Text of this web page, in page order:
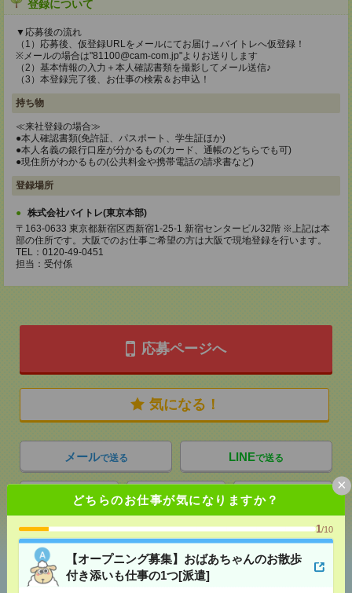
どちらのお仕事が気になりますか？
1/10
【オープニング募集】おばあちゃんのお散歩
付き添いも仕事の1つ[派遣]
×
登録について
▼応募後の流れ
（1）応募後、仮登録URLをメールにてお届け→バイトレへ仮登録！
※メールの場合は"81100@cam-com.jp"よりお送りします
（2）基本情報の入力＋本人確認書類を撮影してメール送信♪
（3）本登録完了後、お仕事の検索＆お申込！
持ち物
≪来社登録の場合≫
●本人確認書類(免許証、パスポート、学生証ほか)
●本人名義の銀行口座が分かるもの(カード、通帳のどちらでも可)
●現住所がわかるもの(公共料金や携帯電話の請求書など)
登録場所
株式会社バイトレ(東京本部)
〒163-0633 東京都新宿区西新宿1-25-1 新宿センタービル32階 ※上記は本
部の住所です。大阪でのお仕事ご希望の方は大阪で現地登録を行います。
TEL：0120-49-0451
担当：受付係
応募ページへ
気になる！
メールで送る LINEで送る
あなたの閲覧履歴からの
おすすめ